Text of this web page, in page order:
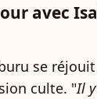
avec
se
culte. "Il